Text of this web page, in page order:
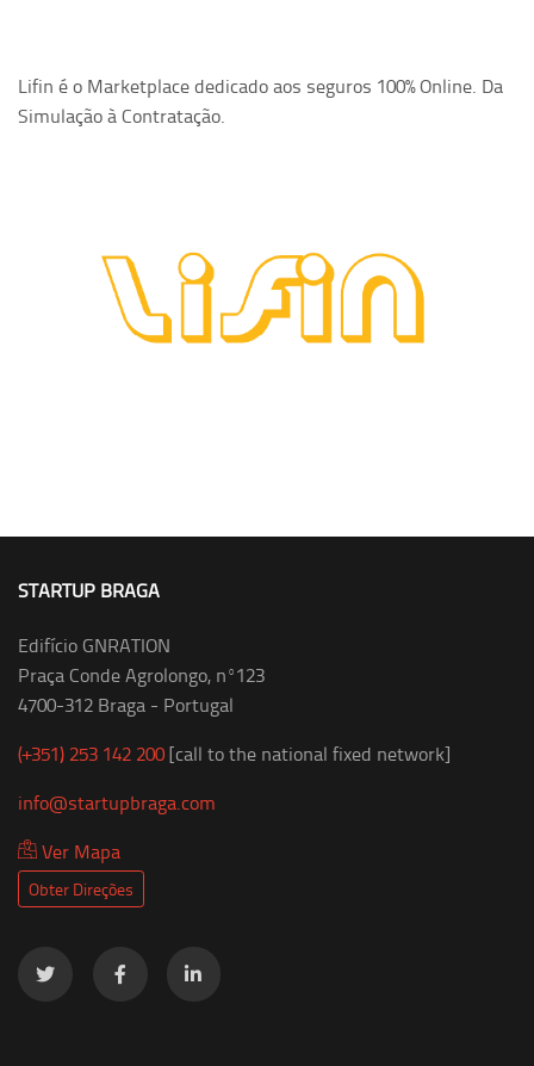
Lifin é o Marketplace dedicado aos seguros 100% Online. Da
Simulação à Contratação.
STARTUP BRAGA
Edifício GNRATION
Praça Conde Agrolongo, nº123
4700-312 Braga - Portugal
(+351) 253 142 200[call to the national fixed network]
info@startupbraga.com
Ver Mapa
Obter Direções